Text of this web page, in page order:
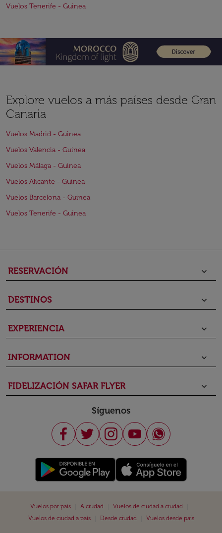
Vuelos Tenerife - Guinea
Explore vuelos a más países desde Gran
Canaria
Vuelos Madrid - Guinea
Vuelos Valencia - Guinea
Vuelos Málaga - Guinea
Vuelos Alicante - Guinea
Vuelos Barcelona - Guinea
Vuelos Tenerife - Guinea
RESERVACIÓN keyboard_arrow_down
DESTINOS keyboard_arrow_down
EXPERIENCIA keyboard_arrow_down
INFORMATION keyboard_arrow_down
FIDELIZACIÓN SAFAR FLYER keyboard_arrow_down
Síguenos
Vuelos por país A ciudad Vuelos de ciudad a ciudad
Vuelos de ciudad a país
Desde ciudad Vuelos desde país